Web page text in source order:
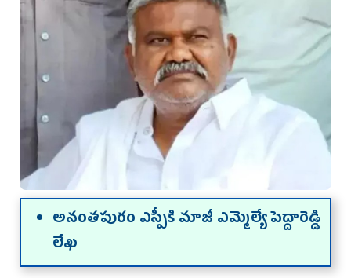
అనంత‌పురం ఎస్పీకి మాజీ ఎమ్మెల్యే పెద్దారెడ్డి
లేఖ